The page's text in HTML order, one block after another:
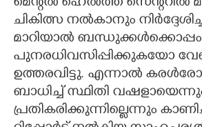
ചികിത്സ നൽകാനും
മാറിയാൽ
പുനരധിവസിപ്പിക്കുകയോ
ഉത്തരവിട്ടു. എന്നാൽ
ബാധിച്ച് സ്ഥിതി
പ്രതികരിക്കുന്നില്ലെന്നും